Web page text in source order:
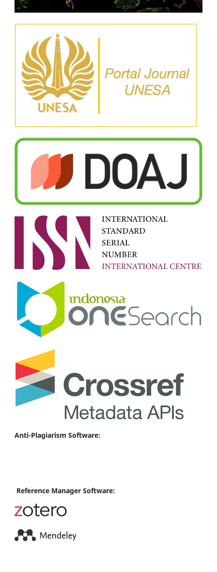
Anti-Plagiarism Software:
Reference Manager Software: